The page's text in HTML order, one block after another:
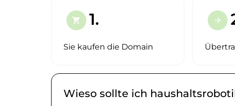
shopping_cart 1.
Sie kaufen die Domain
arrow_forward
Wieso sollte ich